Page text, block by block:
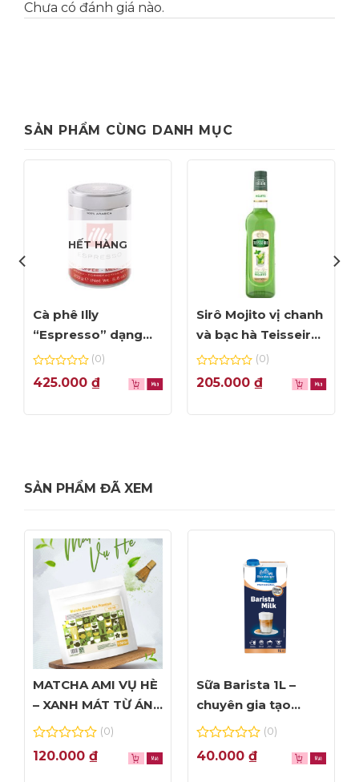
Chưa có đánh giá nào.
SẢN PHẨM CÙNG DANH MỤC
HẾT HÀNG
Cà phê Illy
“Espresso” dạng
bột – hộp 250gr
0
out
5
(0)
425.000 ₫
Sirô Mojito vị chanh
và bạc hà Teisseire
70cl
0
out
5
(0)
205.000 ₫
SẢN PHẨM ĐÃ XEM
MATCHA AMI VỤ HÈ
– XANH MÁT TỪ ÁNH
NHÌN ĐẦU TIÊN
0
out
(0)
120.000 ₫
Sữa Barista 1L –
chuyên gia tạo
Foam đỉnh cao
0
out
(0)
40.000 ₫